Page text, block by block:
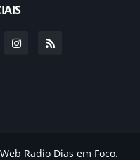
Radio Dias em Foco.